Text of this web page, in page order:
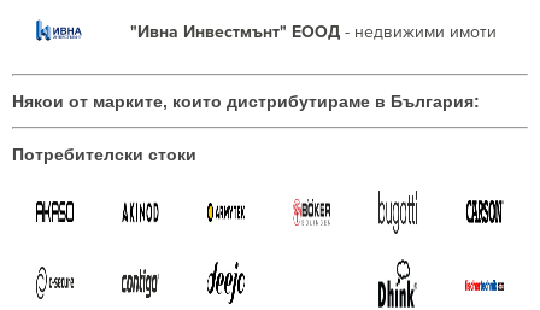
"Ивна Инвестмънт" ЕООД - недвижими имоти
Някои от марките, които дистрибутираме в България:
Потребителски стоки